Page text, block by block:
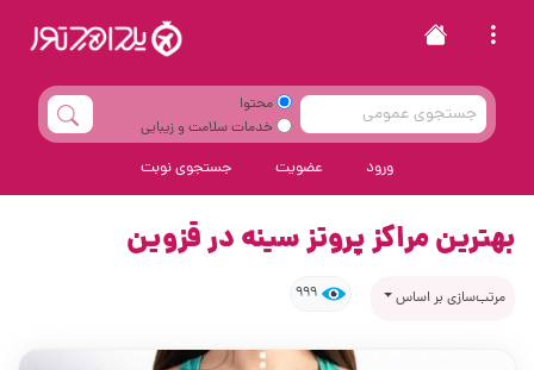
محتوا
خدمات سلامت و زیبایی
ورود عضویت جستجوی نوبت
بهترین مراکز پروتز سینه در قزوین
مرتب‌سازی بر اساس 999